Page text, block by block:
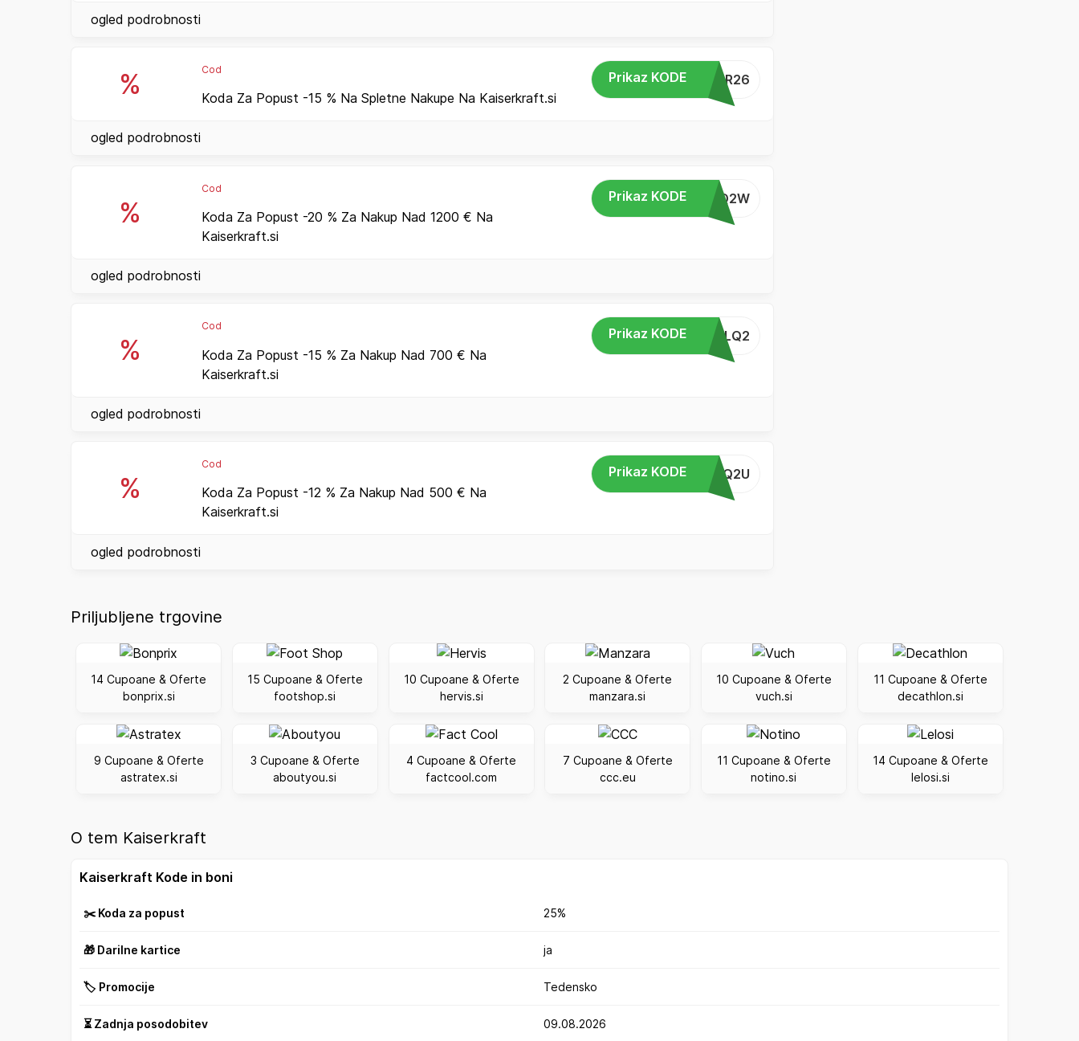
ogled podrobnosti
% Cod
Koda Za Popust -15 % Na Spletne Nakupe Na Kaiserkraft.si
Prikaz KODE ...R26
ogled podrobnosti
%
Cod
Koda Za Popust -20 % Za Nakup Nad 1200 € Na
Kaiserkraft.si
Prikaz KODE ...Q2W
ogled podrobnosti
%
Cod
Koda Za Popust -15 % Za Nakup Nad 700 € Na
Kaiserkraft.si
Prikaz KODE ...LQ2
ogled podrobnosti
%
Cod
Koda Za Popust -12 % Za Nakup Nad 500 € Na
Kaiserkraft.si
Prikaz KODE ...Q2U
ogled podrobnosti
Priljubljene trgovine
14 Cupoane & Oferte
bonprix.si
15 Cupoane & Oferte
footshop.si
10 Cupoane & Oferte
hervis.si
2 Cupoane & Oferte
manzara.si
10 Cupoane & Oferte
vuch.si
11 Cupoane & Oferte
decathlon.si
9 Cupoane & Oferte
astratex.si
3 Cupoane & Oferte
aboutyou.si
4 Cupoane & Oferte
factcool.com
7 Cupoane & Oferte
ccc.eu
11 Cupoane & Oferte
notino.si
14 Cupoane & Oferte
lelosi.si
O tem Kaiserkraft
Kaiserkraft Kode in boni
✂️ Koda za popust 25%
🎁 Darilne kartice ja
🏷️ Promocije Tedensko
⏳ Zadnja posodobitev 09.08.2026